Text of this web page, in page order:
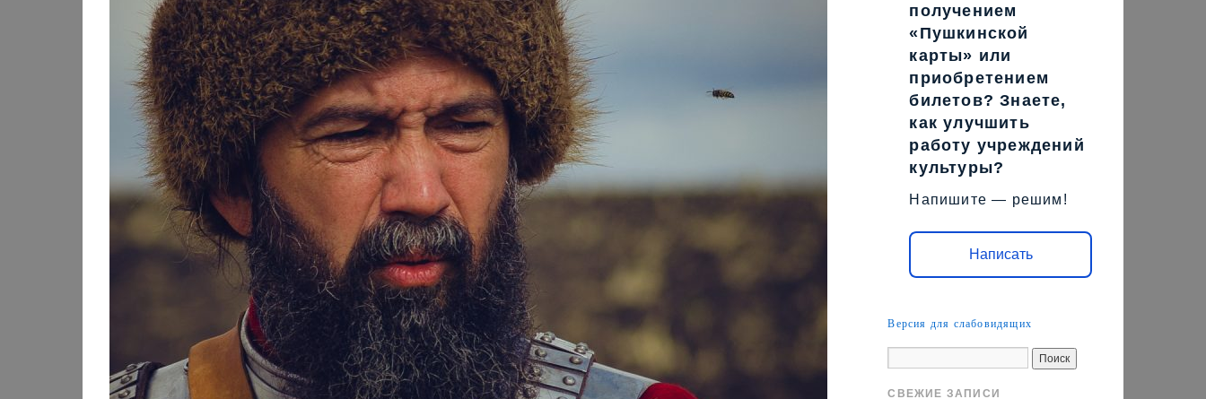
получением
«Пушкинской
карты» или
приобретением
билетов? Знаете,
как улучшить
работу учреждений
культуры?
Напишите — решим!
Написать
Версия для слабовидящих
СВЕЖИЕ ЗАПИСИ